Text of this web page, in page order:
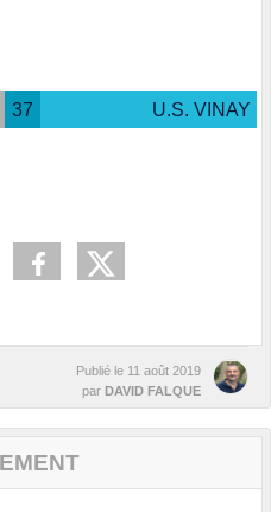
37 U.S. VINAY
Publié le 11 août 2019
par DAVID FALQUE